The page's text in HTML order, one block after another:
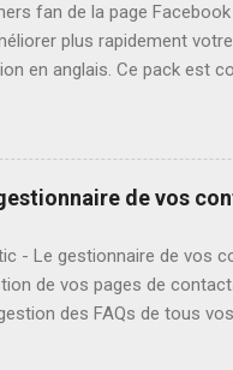
mémoriser des quantités
fan de la page
plus rapidement
en anglais. Ce pack est
des difficultés en anglais!
tout seul! Alors
support multimédia et
vous y trouvez dans
, Des exercices et leur
d' enregistrer votre
de vos
- Le gestionnaire de vos
de vos pages de
des FAQs de tous